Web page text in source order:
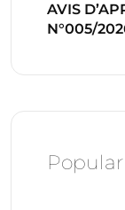
AVIS
N°005/